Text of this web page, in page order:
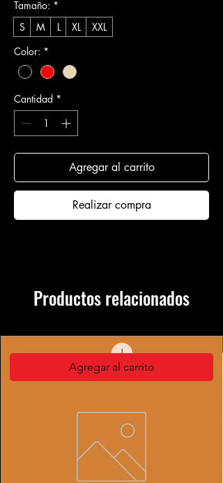
Tamaño: *
S
M L XL
XXL
Color: *
Cantidad *
Agregar al carrito
Realizar compra
Productos relacionados
Agregar al carrito